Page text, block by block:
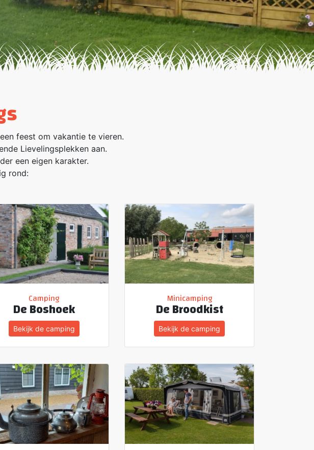
feest om vakantie te vieren.
Lievelingsplekken aan.
een eigen karakter.
rond:
Camping
De Boshoek
Bekijk de camping
Minicamping
De Broodkist
Bekijk de camping